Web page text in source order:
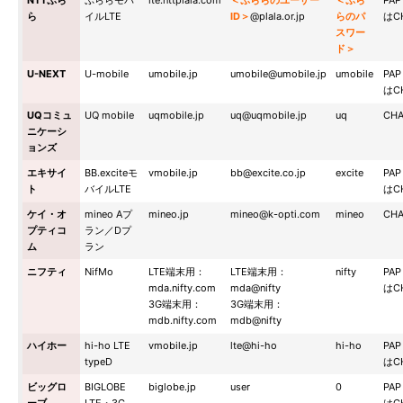
ら
イルLTE
ID＞@plala.or.jp
らのパ
スワー
ド＞
は
U-NEXT U-mobile umobile.jp umobile@umobile.jp umobile
は
UQコミュ
ニケーシ
ョンズ
UQ mobile uqmobile.jp uq@uqmobile.jp uq
エキサイ
ト
BB.exciteモ
バイルLTE
vmobile.jp bb@excite.co.jp excite
は
ケイ・オ
プティコ
ム
mineo Aプ
ラン／Dプ
ラン
mineo.jp mineo@k-opti.com mineo
ニフティ NifMo
LTE端末用：
mda.nifty.com
3G端末用：
mdb.nifty.com
LTE端末用：
mda@nifty
3G端末用：
mdb@nifty
nifty
は
ハイホー
hi-ho LTE
typeD
vmobile.jp lte@hi-ho hi-ho
は
ビッグロ
BIGLOBE
biglobe.jp user 0